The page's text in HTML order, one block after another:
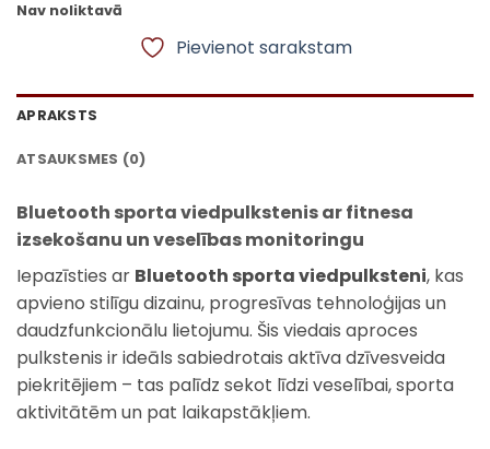
Nav noliktavā
Pievienot sarakstam
APRAKSTS
ATSAUKSMES (0)
Bluetooth sporta viedpulkstenis ar fitnesa
izsekošanu un veselības monitoringu
Iepazīsties ar Bluetooth sporta viedpulksteni, kas
apvieno stilīgu dizainu, progresīvas tehnoloģijas un
daudzfunkcionālu lietojumu. Šis viedais aproces
pulkstenis ir ideāls sabiedrotais aktīva dzīvesveida
piekritējiem – tas palīdz sekot līdzi veselībai, sporta
aktivitātēm un pat laikapstākļiem.